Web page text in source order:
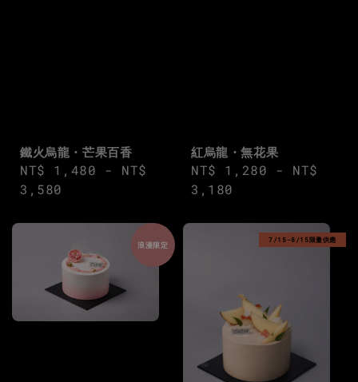
鐵火烏龍・芒果百香
Regular
price
NT$ 1,480 - NT$
3,580
紅烏龍・無花果
Regular
price
NT$ 1,280 - NT$
3,180
浪漫限定
7/15-8/15限量供應